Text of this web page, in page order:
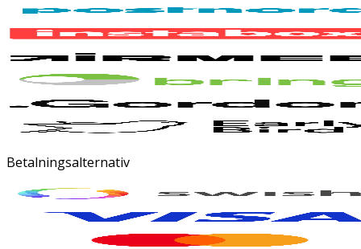
Betalningsalternativ